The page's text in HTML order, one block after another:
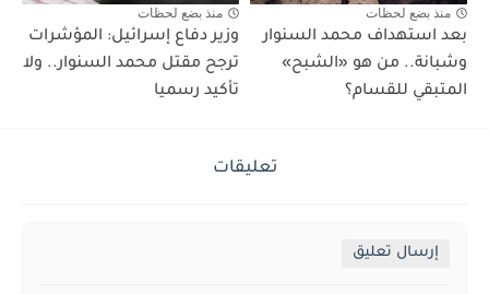
منذ بضع لحظات
بعد استهداف محمد السنوار
وشبانة.. من هو «الشبح»
المتبقي للقسام؟
منذ بضع لحظات
وزير دفاع إسرائيل: المؤشرات
ترجح مقتل محمد السنوار.. ولا
تأكيد رسميا
تعليقات
إرسال تعليق